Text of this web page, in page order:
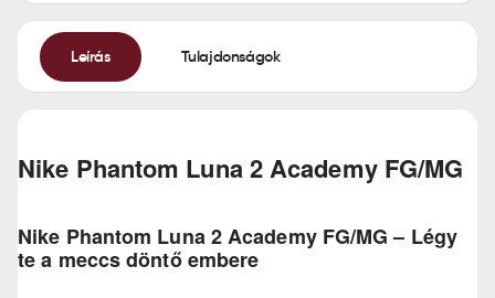
Leírás Tulajdonságok
Nike Phantom Luna 2 Academy FG/MG
Nike Phantom Luna 2 Academy FG/MG – Légy
te a meccs döntő embere